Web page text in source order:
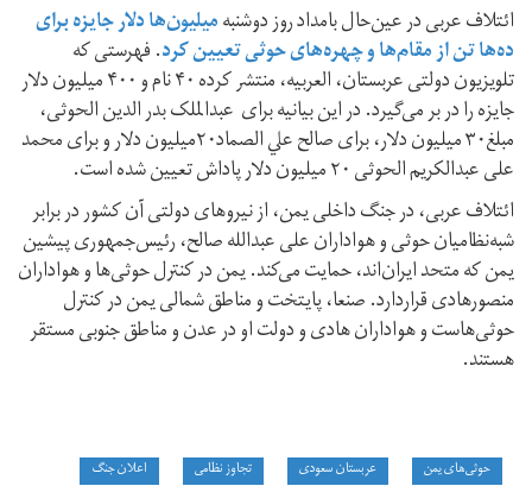
ائتلاف عربی در عین‌حال بامداد روز دوشنبهمیلیون‌ها دلار جایزه برای
ده‌ها تن از مقام‌ها و چهره‌های حوثی تعیین کرد. فهرستی که
تلویزیون دولتی عربستان، العربیه، منتشر کرده ۴۰ نام و ۴۰۰ میلیون دلار
جایزه را در بر می‌گیرد. در این بیانیه برای عبدالملک بدر الدين الحوثی،
مبلغ۳۰ میلیون دلار، برای صالح علي الصماد۲۰میليون دلار و برای محمد
علی عبدالكریم الحوثی ۲۰ میليون دلار پاداش تعیین شده است.
ائتلاف عربی، در جنگ داخلی یمن، از نیروهای دولتی آن کشور در برابر
شبه‌نظامیان حوثی و هواداران علی عبدالله صالح، رئیس‌جمهوری پیشین
یمن که متحد ایران‌اند، حمایت می‌کند. یمن در کنترل حوثی‌ها و هواداران
منصورهادی قراردارد. صنعا، پایتخت و مناطق شمالی یمن در کنترل
حوثی‌هاست و هواداران هادی و دولت او در عدن و مناطق جنوبی مستقر
هستند.
حوثی‌های یمن عربستان سعودی تجاوز نظامی
اعلان جنگ